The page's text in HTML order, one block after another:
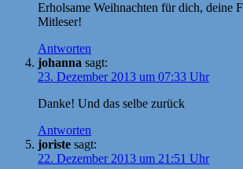
Erholsame Weihnachten für dich, deine
Mitleser!
Antworten
johanna sagt:
23. Dezember 2013 um 07:33 Uhr
Danke! Und das selbe zurück
Antworten
joriste sagt:
22. Dezember 2013 um 21:51 Uhr